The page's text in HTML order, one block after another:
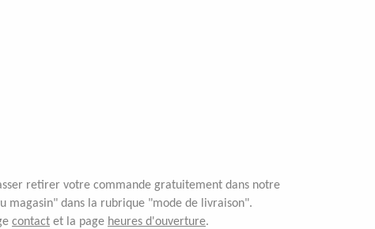
retirer votre commande gratuitement dans notre
magasin" dans la rubrique "mode de livraison".
contact et la page heures d'ouverture.